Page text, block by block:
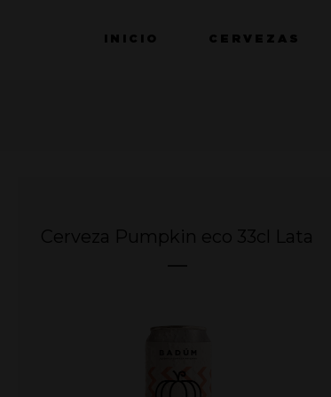
INICIO CERVEZAS
Cerveza Pumpkin eco 33cl Lata